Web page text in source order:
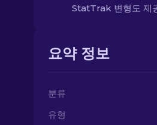
StatTrak 변형도 제
요약 정보
분류
유형